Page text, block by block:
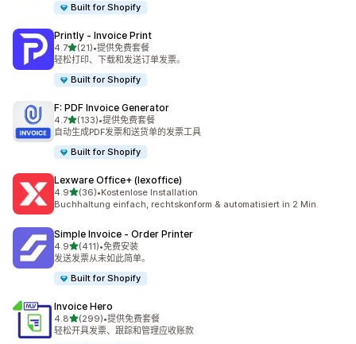
Built for Shopify
Printly ‑ Invoice Print
4.7星（满分 5 星）
(21)
总共 21 条评论
•提供免费套餐
轻松打印、下载和发送订单发票。
Built for Shopify
F: PDF Invoice Generator
4.7星（满分 5 星）
(133)
总共 133 条评论
•提供免费套餐
自动生成PDF发票和送货单的发票工具
Built for Shopify
Lexware Office+ (lexoffice)
4.9星（满分 5 星）
(36)
总共 36 条评论
•Kostenlose Installation
Buchhaltung einfach, rechtskonform & automatisiert in 2 Min.
Simple Invoice ‑ Order Printer
4.9星（满分 5 星）
(411)
总共 411 条评论
•免费安装
发送发票从未如此简单。
Built for Shopify
Invoice Hero
4.8星（满分 5 星）
(299)
总共 299 条评论
•提供免费套餐
轻松开具发票、跟踪和管理应收账款